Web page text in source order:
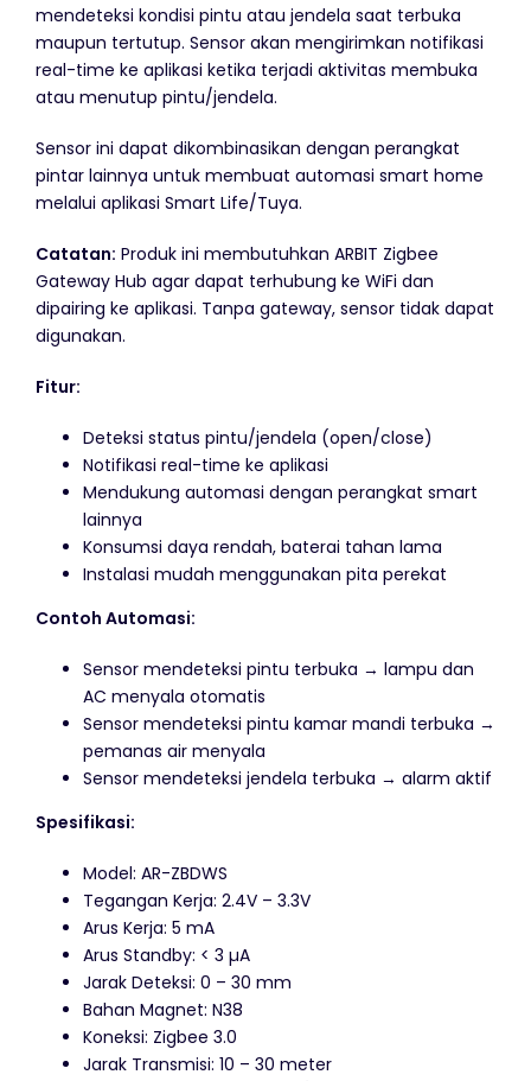
mendeteksi kondisi pintu atau jendela saat terbuka
maupun tertutup. Sensor akan mengirimkan notifikasi
real-time ke aplikasi ketika terjadi aktivitas membuka
atau menutup pintu/jendela.
Sensor ini dapat dikombinasikan dengan perangkat
pintar lainnya untuk membuat automasi smart home
melalui aplikasi Smart Life/Tuya.
Catatan: Produk ini membutuhkan ARBIT Zigbee
Gateway Hub agar dapat terhubung ke WiFi dan
dipairing ke aplikasi. Tanpa gateway, sensor tidak dapat
digunakan.
Fitur:
Deteksi status pintu/jendela (open/close)
Notifikasi real-time ke aplikasi
Mendukung automasi dengan perangkat smart
lainnya
Konsumsi daya rendah, baterai tahan lama
Instalasi mudah menggunakan pita perekat
Contoh Automasi:
Sensor mendeteksi pintu terbuka → lampu dan
AC menyala otomatis
Sensor mendeteksi pintu kamar mandi terbuka →
pemanas air menyala
Sensor mendeteksi jendela terbuka → alarm aktif
Spesifikasi:
Model: AR-ZBDWS
Tegangan Kerja: 2.4V – 3.3V
Arus Kerja: 5 mA
Arus Standby: < 3 µA
Jarak Deteksi: 0 – 30 mm
Bahan Magnet: N38
Koneksi: Zigbee 3.0
Jarak Transmisi: 10 – 30 meter